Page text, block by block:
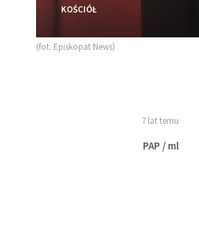
KOŚCIÓŁ
(fot. Episkopat News)
7 lat temu
PAP / ml